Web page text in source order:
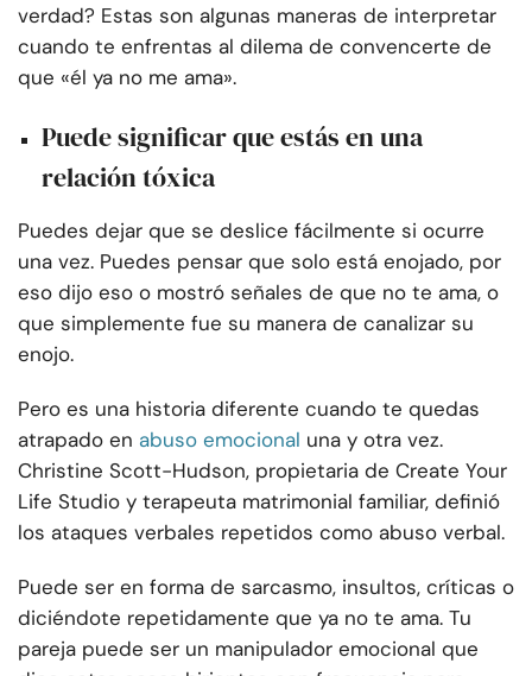
verdad? Estas son algunas maneras de interpretar
cuando te enfrentas al dilema de convencerte de
que «él ya no me ama».
Puede significar que estás en una
relación tóxica
Puedes dejar que se deslice fácilmente si ocurre
una vez. Puedes pensar que solo está enojado, por
eso dijo eso o mostró señales de que no te ama, o
que simplemente fue su manera de canalizar su
enojo.
Pero es una historia diferente cuando te quedas
atrapado en abuso emocional una y otra vez.
Christine Scott-Hudson, propietaria de Create Your
Life Studio y terapeuta matrimonial familiar, definió
los ataques verbales repetidos como abuso verbal.
Puede ser en forma de sarcasmo, insultos, críticas o
diciéndote repetidamente que ya no te ama. Tu
pareja puede ser un manipulador emocional que